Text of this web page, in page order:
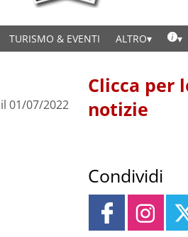
TURISMO & EVENTI ALTRO
il 01/07/2022
Clicca per
notizie
Condividi